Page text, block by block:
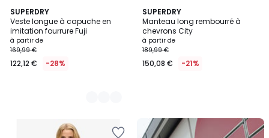
SUPERDRY
Veste longue à capuche en
imitation fourrure Fuji
à partir de
169,99 €
122,12 € -28%
2
Couleurs
SUPERDRY
Manteau long rembourré à
chevrons City
à partir de
189,99 €
150,08 € -21%
Nouveau